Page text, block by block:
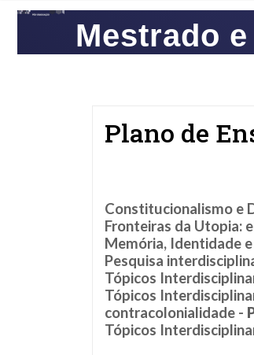
Mestrado
Plano de
Constitucionalismo e
Fronteiras da Utopia:
Memória, Identidade
Pesquisa
Tópicos
Tópicos
contracolonialidade -
Tópicos